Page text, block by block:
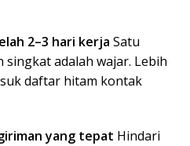
2–3 hari kerja Satu
adalah wajar. Lebih
daftar hitam kontak
yang tepat Hindari